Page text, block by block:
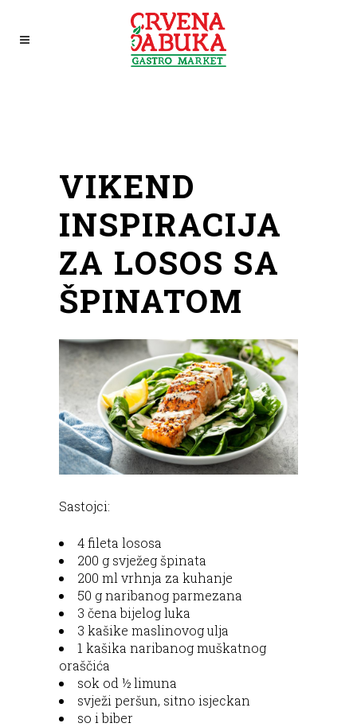
VIKEND
INSPIRACIJA
ZA LOSOS SA
ŠPINATOM
Sastojci:
4 fileta lososa
200 g svježeg špinata
200 ml vrhnja za kuhanje
50 g naribanog parmezana
3 čena bijelog luka
3 kašike maslinovog ulja
1 kašika naribanog muškatnog
oraščića
sok od ½ limuna
svježi peršun, sitno isjeckan
so i biber